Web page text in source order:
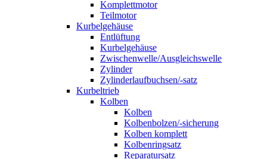
Komplettmotor
Teilmotor
Kurbelgehäuse
Entlüftung
Kurbelgehäuse
Zwischenwelle/Ausgleichswelle
Zylinder
Zylinderlaufbuchsen/-satz
Kurbeltrieb
Kolben
Kolben
Kolbenbolzen/-sicherung
Kolben komplett
Kolbenringsatz
Reparatursatz